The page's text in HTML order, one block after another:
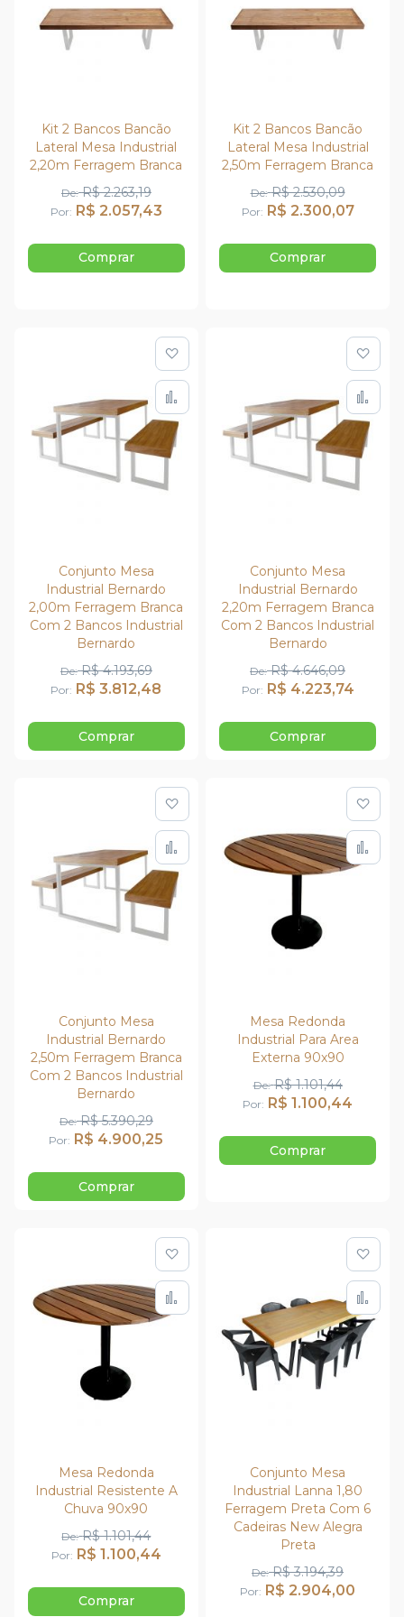
Kit 2 Bancos Bancão
Lateral Mesa Industrial
2,20m Ferragem Branca
Por R$ 2.057,43
De R$ 2.263,19
Comprar
Kit 2 Bancos Bancão
Lateral Mesa Industrial
2,50m Ferragem Branca
Por R$ 2.300,07
De R$ 2.530,09
Comprar
Conjunto Mesa
Industrial Bernardo
2,00m Ferragem Branca
Com 2 Bancos Industrial
Bernardo
Por R$ 3.812,48
De R$ 4.193,69
Comprar
Adicionar à lista de
Adicionar para
Conjunto Mesa
Industrial Bernardo
2,20m Ferragem Branca
Com 2 Bancos Industrial
Bernardo
Por R$ 4.223,74
De R$ 4.646,09
Comprar
Conjunto Mesa
Industrial Bernardo
2,50m Ferragem Branca
Com 2 Bancos Industrial
Bernardo
Por R$ 4.900,25
De R$ 5.390,29
Comprar
Adicionar à lista de
Adicionar para
Mesa Redonda
Industrial Para Area
Externa 90x90
Por R$ 1.100,44
De R$ 1.101,44
Comprar
Mesa Redonda
Industrial Resistente A
Chuva 90x90
Por R$ 1.100,44
De R$ 1.101,44
Comprar
Adicionar à lista de
Adicionar para
Conjunto Mesa
Industrial Lanna 1,80
Ferragem Preta Com 6
Cadeiras New Alegra
Preta
Por R$ 2.904,00
De R$ 3.194,39